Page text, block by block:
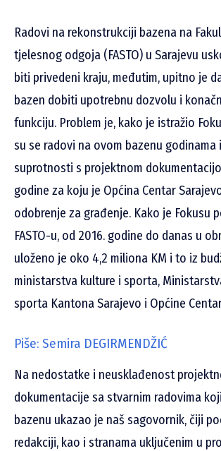
Radovi na rekonstrukciji bazena na
tjelesnog odgoja (FASTO) u Sarajevu
biti privedeni kraju, međutim, upitno je
bazen dobiti upotrebnu dozvolu i
funkciju. Problem je, kako je istražio
su se radovi na ovom bazenu godinama
suprotnosti s projektnom
godine za koju je Općina Centar
odobrenje za građenje. Kako je Fokusu
FASTO-u, od 2016. godine do danas u
uloženo je oko 4,2 miliona KM i to iz
ministarstva kulture i sporta,
sporta Kantona Sarajevo i Općine
Piše: Semira DEGIRMENDŽIĆ
Na nedostatke i neusklađenost
dokumentacije sa stvarnim radovima
bazenu ukazao je naš sagovornik, čiji
redakciji, kao i stranama uključenim u